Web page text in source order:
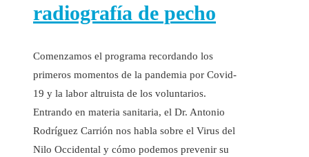
radiografía de pecho
Comenzamos el programa recordando los
primeros momentos de la pandemia por Covid-
19 y la labor altruista de los voluntarios.
Entrando en materia sanitaria, el Dr. Antonio
Rodríguez Carrión nos habla sobre el Virus del
Nilo Occidental y cómo podemos prevenir su